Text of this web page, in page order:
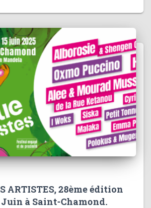
ARTISTES, 28ème édition
Juin à Saint-Chamond.